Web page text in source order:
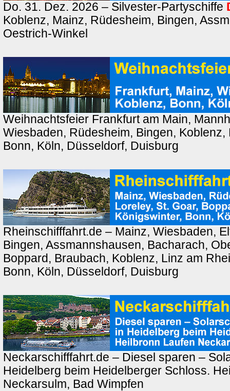
Do. 31. Dez. 2026 – Silvester-Partyschiffe
Koblenz, Mainz, Rüdesheim, Bingen,
Oestrich-Winkel
Weihnachtsfeier Frankfurt am Main,
Wiesbaden, Rüdesheim, Bingen, Koblenz,
Bonn, Köln, Düsseldorf, Duisburg
Rheinschifffahrt.de – Mainz, Wiesbaden,
Bingen, Assmannshausen, Bacharach,
Boppard, Braubach, Koblenz, Linz am
Bonn, Köln, Düsseldorf, Duisburg
Neckarschifffahrt.de – Diesel sparen –
Heidelberg beim Heidelberger Schloss.
Neckarsulm, Bad Wimpfen